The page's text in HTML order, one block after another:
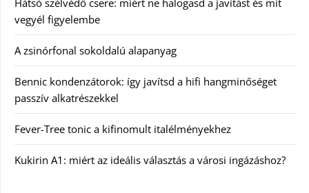
Hátsó szélvédő csere: miért ne halogasd a javítást és mit
vegyél figyelembe
A zsinórfonal sokoldalú alapanyag
Bennic kondenzátorok: így javítsd a hifi hangminőséget
passzív alkatrészekkel
Fever-Tree tonic a kifinomult italélményekhez
Kukirin A1: miért az ideális választás a városi ingázáshoz?